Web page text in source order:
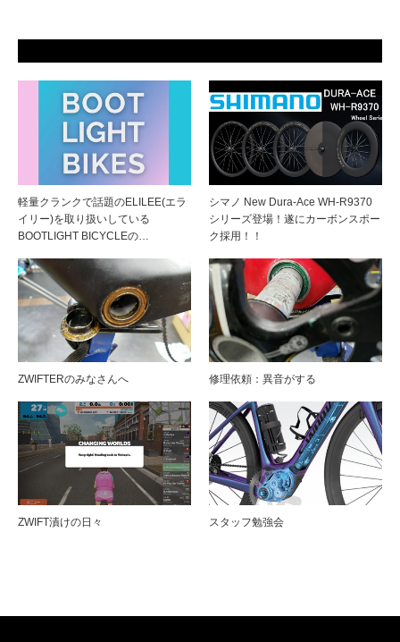
軽量クランクで話題のELILEE(エラ
イリー)を取り扱いしている
BOOTLIGHT BICYCLEの…
シマノ New Dura-Ace WH-R9370
シリーズ登場！遂にカーボンスポー
ク採用！！
ZWIFTERのみなさんへ 修理依頼：異音がする
ZWIFT漬けの日々 スタッフ勉強会